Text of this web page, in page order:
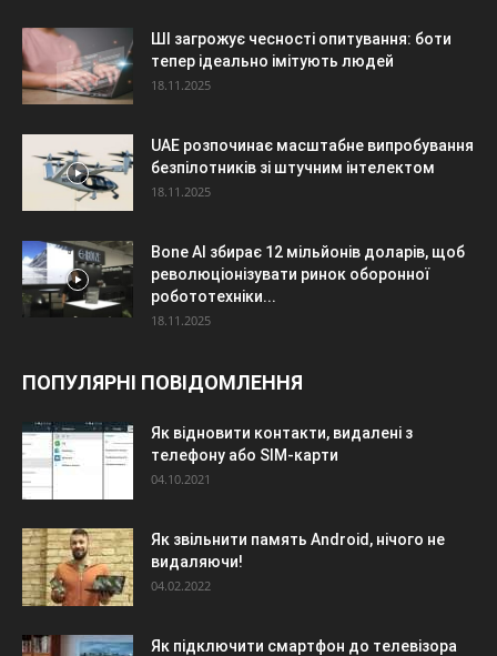
ШІ загрожує чесності опитування: боти
тепер ідеально імітують людей
18.11.2025
UAE розпочинає масштабне випробування
безпілотників зі штучним інтелектом
18.11.2025
Bone AI збирає 12 мільйонів доларів, щоб
революціонізувати ринок оборонної
робототехніки...
18.11.2025
ПОПУЛЯРНІ ПОВІДОМЛЕННЯ
Як відновити контакти, видалені з
телефону або SIM-карти
04.10.2021
Як звільнити память Android, нічого не
видаляючи!
04.02.2022
Як підключити смартфон до телевізора